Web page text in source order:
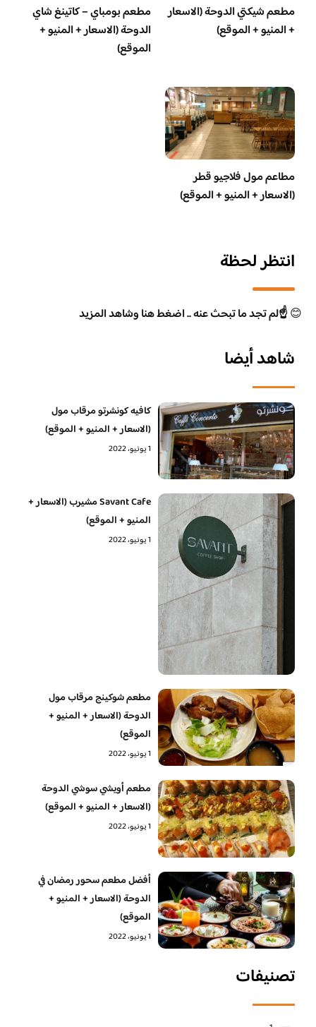
مطعم شيكتي الدوحة (الاسعار
+ المنيو + الموقع)
مطعم بومباي – كاتينغ شاي
الدوحة (الاسعار + المنيو +
الموقع)
مطاعم مول فلاجيو قطر
(الاسعار + المنيو + الموقع)
انتظر لحظة
😊☝️لم تجد ما تبحث عنه .. اضغط هنا وشاهد المزيد
شاهد أيضا
كافيه كونشرتو مرقاب مول
(الاسعار + المنيو + الموقع)
1 يونيو، 2022
Savant Cafe مشيرب (الاسعار +
المنيو + الموقع)
1 يونيو، 2022
مطعم شوكينج مرقاب مول
الدوحة (الاسعار + المنيو +
الموقع)
1 يونيو، 2022
مطعم أويشي سوشي الدوحة
(الاسعار + المنيو + الموقع)
1 يونيو، 2022
أفضل مطعم سحور رمضان في
الدوحة (الاسعار + المنيو +
الموقع)
1 يونيو، 2022
تصنيفات